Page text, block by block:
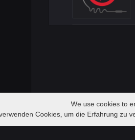
We use cookies to
Cookies, um die Erfahrung zu